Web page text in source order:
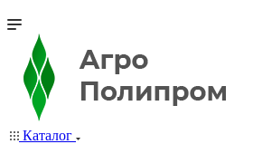
Каталог